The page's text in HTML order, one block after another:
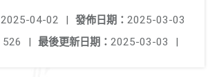
發佈日期： 2025-03-03
2025-04-02
|
最後更新日期： 2025-03-03 |
526 |